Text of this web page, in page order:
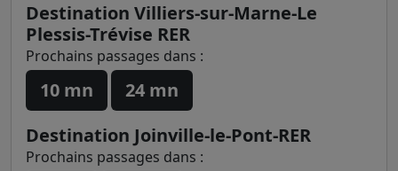
Destination Villiers-sur-Marne-Le
Plessis-Trévise RER
Prochains passages dans :
10 mn
24 mn
Destination Joinville-le-Pont-RER
Prochains passages dans :